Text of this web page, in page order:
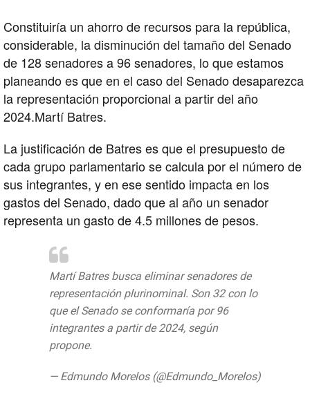
Constituiría un ahorro de recursos para la república,
considerable, la disminución del tamaño del Senado
de 128 senadores a 96 senadores, lo que estamos
planeando es que en el caso del Senado desaparezca
la representación proporcional a partir del año
2024.Martí Batres.
La justificación de Batres es que el presupuesto de
cada grupo parlamentario se calcula por el número de
sus integrantes, y en ese sentido impacta en los
gastos del Senado, dado que al año un senador
representa un gasto de 4.5 millones de pesos.
Martí Batres busca eliminar senadores de
representación plurinominal. Son 32 con lo
que el Senado se conformaría por 96
integrantes a partir de 2024, según
propone.
— Edmundo Morelos (@Edmundo_Morelos)